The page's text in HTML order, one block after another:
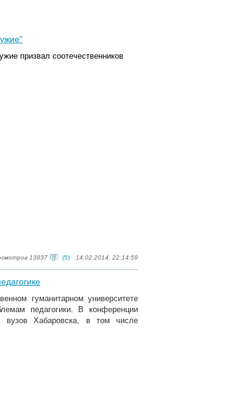
призвал соотечественников
13837 (5) 14.02.2014, 22:14:59
гуманитарном университете
педагогики. В конференции
вузов Хабаровска, в том числе